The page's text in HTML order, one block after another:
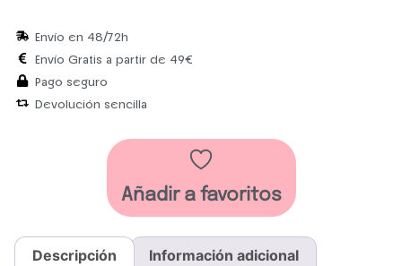
Envío en 48/72h
Envío Gratis a partir de 49€
Pago seguro
Devolución sencilla
Añadir a favoritos
Descripción Información adicional